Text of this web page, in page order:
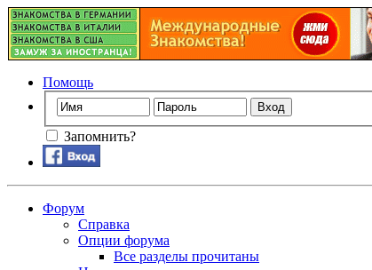
Помощь
Запомнить?
Форум
Справка
Опции форума
Все разделы прочитаны